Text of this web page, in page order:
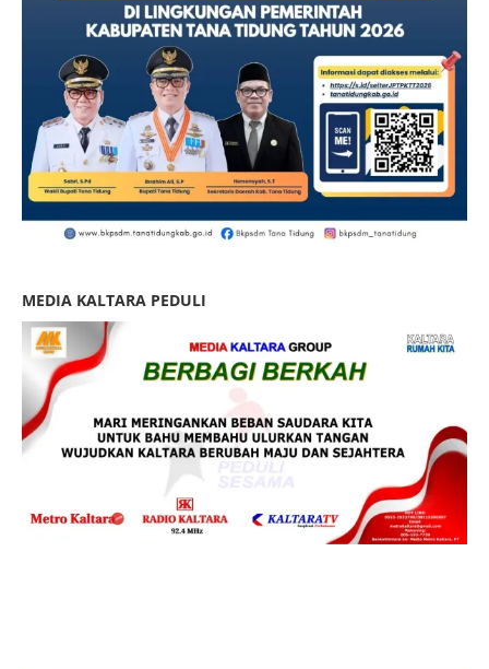
MEDIA KALTARA PEDULI